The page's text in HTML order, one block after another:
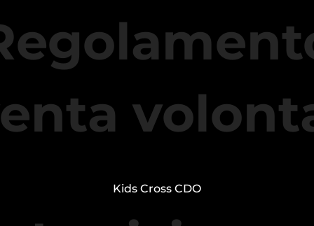
Kids Cross CDO